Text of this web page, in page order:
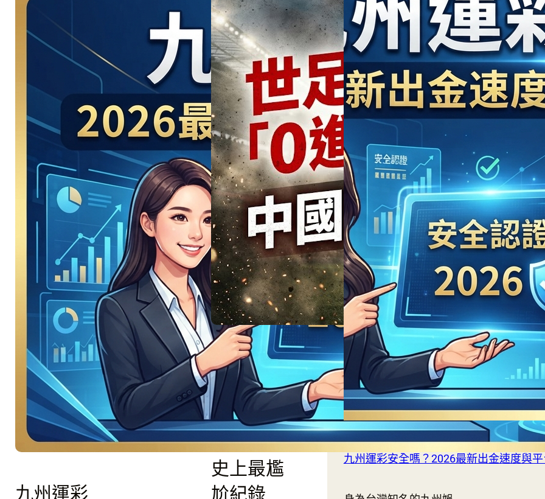
九州運彩
美洲地主
強碰星月
軍團！
06/26 引
爆 D組 美
國 vs 土耳
其強強對
決
美洲地主強碰星月
軍團…
Read More:
美
洲
地
主
強
碰
星
月
軍
團！
06/26
引
慘不忍
睹！國足
征戰世界
盃：寫下
史上最尷
尬紀錄
九州運彩安全嗎？2026最新出金速度與